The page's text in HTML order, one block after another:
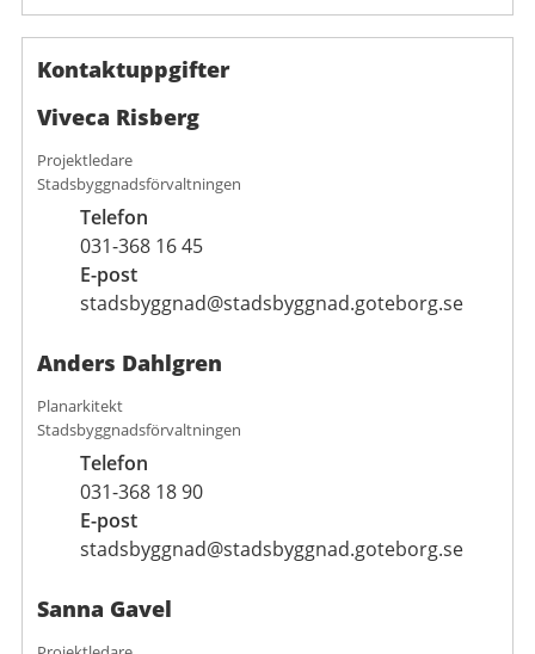
Kontaktuppgifter
Viveca Risberg
Projektledare
Stadsbyggnadsförvaltningen
Telefon
031-368 16 45
E-post
stadsbyggnad@stadsbyggnad.goteborg.se
Anders Dahlgren
Planarkitekt
Stadsbyggnadsförvaltningen
Telefon
031-368 18 90
E-post
stadsbyggnad@stadsbyggnad.goteborg.se
Sanna Gavel